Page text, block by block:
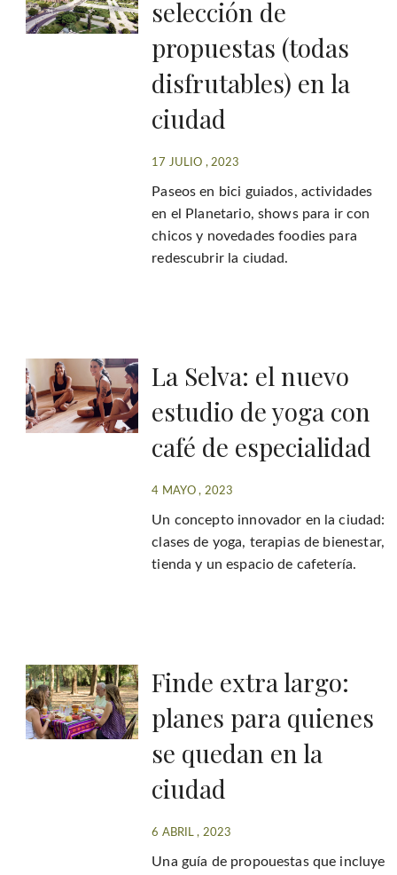
selección de
propuestas (todas
disfrutables) en la
ciudad
17 JULIO , 2023
Paseos en bici guiados, actividades
en el Planetario, shows para ir con
chicos y novedades foodies para
redescubrir la ciudad.
La Selva: el nuevo
estudio de yoga con
café de especialidad
4 MAYO , 2023
Un concepto innovador en la ciudad:
clases de yoga, terapias de bienestar,
tienda y un espacio de cafetería.
Finde extra largo:
planes para quienes
se quedan en la
ciudad
6 ABRIL , 2023
Una guía de propouestas que incluye